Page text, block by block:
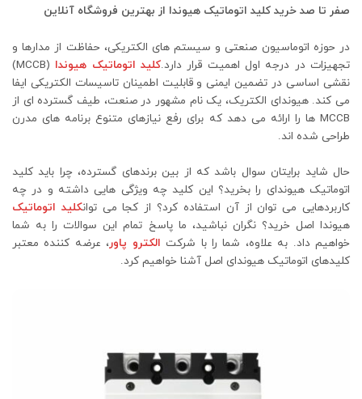
صفر تا صد خرید کلید اتوماتیک هیوندا از بهترین فروشگاه آنلاین
در حوزه اتوماسیون صنعتی و سیستم های الکتریکی، حفاظت از مدارها و
تجهیزات در درجه اول اهمیت قرار دارد.کلید اتوماتیک هیوندا
(MCCB)
نقشی اساسی در تضمین ایمنی و قابلیت اطمینان تاسیسات الکتریکی ایفا
می کند. هیوندای الکتریک، یک نام مشهور در صنعت، طیف گسترده ای از
MCCB ها را ارائه می دهد که برای رفع نیازهای متنوع برنامه های مدرن
طراحی شده اند.
حال شاید برایتان سوال باشد که از بین برندهای گسترده، چرا باید کلید
اتوماتیک هیوندای را بخرید؟ این کلید چه ویژگی هایی داشته و در چه
کاربردهایی می توان از آن استفاده کرد؟ از کجا می توانکلید اتوماتیک
هیوندا اصل خرید؟ نگران نباشید، ما پاسخ تمام این سوالات را به شما
خواهیم داد. به علاوه، شما را با شرکت الکترو پاور، عرضه کننده معتبر
کلیدهای اتوماتیک هیوندای اصل آشنا خواهیم کرد.